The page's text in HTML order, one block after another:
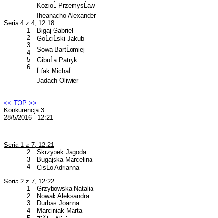
KozioĹ PrzemysĹaw
Iheanacho Alexander
Seria 4 z 4, 12:18
1
2
3
4
5
6
Bigaj Gabriel
GoĹciĹski Jakub
Sowa BartĹomiej
GibuĹa Patryk
Ĺťak MichaĹ
Jadach Oliwier
<< TOP >>
Konkurencja 3
28/5/2016 - 12:21
Seria 1 z 7, 12:21
2
3
4
Skrzypek Jagoda
Bugajska Marcelina
CisĹo Adrianna
Seria 2 z 7, 12:22
1
2
3
4
Grzybowska Natalia
Nowak Aleksandra
Durbas Joanna
Marciniak Marta